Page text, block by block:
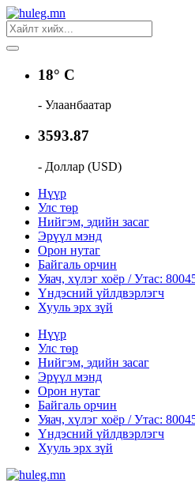
18° C
- Улаанбаатар
3593.87
- Доллар (USD)
Нүүр
Улс төр
Нийгэм, эдийн засаг
Эрүүл мэнд
Орон нутаг
Байгаль орчин
Уяач, хүлэг хоёр / Утас:
Үндэсний үйлдвэрлэгч
Хууль эрх зүй
Нүүр
Улс төр
Нийгэм, эдийн засаг
Эрүүл мэнд
Орон нутаг
Байгаль орчин
Уяач, хүлэг хоёр / Утас:
Үндэсний үйлдвэрлэгч
Хууль эрх зүй